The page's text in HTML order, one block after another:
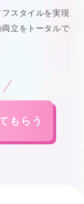
スタイルを実現
立をトータルで
もらう